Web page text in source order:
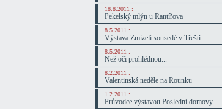
18.8.2011 :
Pekelský mlýn u Rantířova
8.5.2011 :
Výstava Zmizelí sousedé v Třešti
8.5.2011 :
Než oči prohlédnou...
8.2.2011 :
Valentinská neděle na Rounku
1.2.2011 :
Průvodce výstavou Poslední domovy